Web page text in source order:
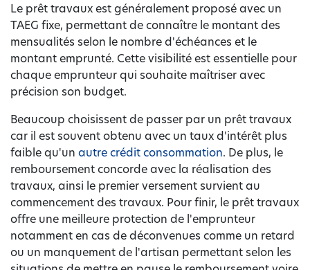
Le prêt travaux est généralement proposé avec un
TAEG fixe, permettant de connaître le montant des
mensualités selon le nombre d'échéances et le
montant emprunté. Cette visibilité est essentielle pour
chaque emprunteur qui souhaite maîtriser avec
précision son budget.
Beaucoup choisissent de passer par un prêt travaux
car il est souvent obtenu avec un taux d'intérêt plus
faible qu'un autre crédit consommation. De plus, le
remboursement concorde avec la réalisation des
travaux, ainsi le premier versement survient au
commencement des travaux. Pour finir, le prêt travaux
offre une meilleure protection de l'emprunteur
notamment en cas de déconvenues comme un retard
ou un manquement de l'artisan permettant selon les